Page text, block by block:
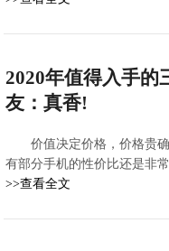
2020年值得入手的
友：真香!
价值决定价格，价格贵
有部分手机的性价比还是非
>>查看全文